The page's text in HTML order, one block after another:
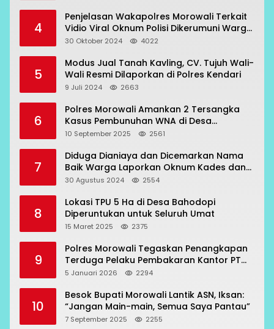
4
Penjelasan Wakapolres Morowali Terkait
Vidio Viral Oknum Polisi Dikerumuni Warga
Bahodopi
30 Oktober 2024 4022
5
Modus Jual Tanah Kavling, CV. Tujuh Wali-
Wali Resmi Dilaporkan di Polres Kendari
9 Juli 2024 2663
6
Polres Morowali Amankan 2 Tersangka
Kasus Pembunuhan WNA di Desa
Topogaro
10 September 2025 2561
7
Diduga Dianiaya dan Dicemarkan Nama
Baik Warga Laporkan Oknum Kades dan
Oknum Polisi
30 Agustus 2024 2554
8
Lokasi TPU 5 Ha di Desa Bahodopi
Diperuntukan untuk Seluruh Umat
15 Maret 2025 2375
9
Polres Morowali Tegaskan Penangkapan
Terduga Pelaku Pembakaran Kantor PT
RCP Sesuai Prosedur
5 Januari 2026 2294
10
Besok Bupati Morowali Lantik ASN, Iksan:
“Jangan Main-main, Semua Saya Pantau”
7 September 2025 2255